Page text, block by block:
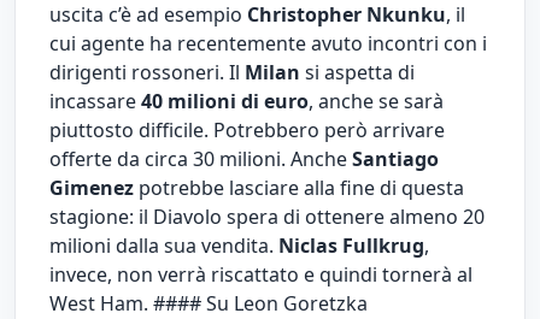
uscita c’è ad esempio Christopher Nkunku, il
cui agente ha recentemente avuto incontri con i
dirigenti rossoneri. Il Milan si aspetta di
incassare40 milioni di euro, anche se sarà
piuttosto difficile. Potrebbero però arrivare
offerte da circa 30 milioni. AncheSantiago
Gimenez potrebbe lasciare alla fine di questa
stagione: il Diavolo spera di ottenere almeno 20
milioni dalla sua vendita. Niclas Fullkrug,
invece, non verrà riscattato e quindi tornerà al
West Ham. #### Su Leon Goretzka